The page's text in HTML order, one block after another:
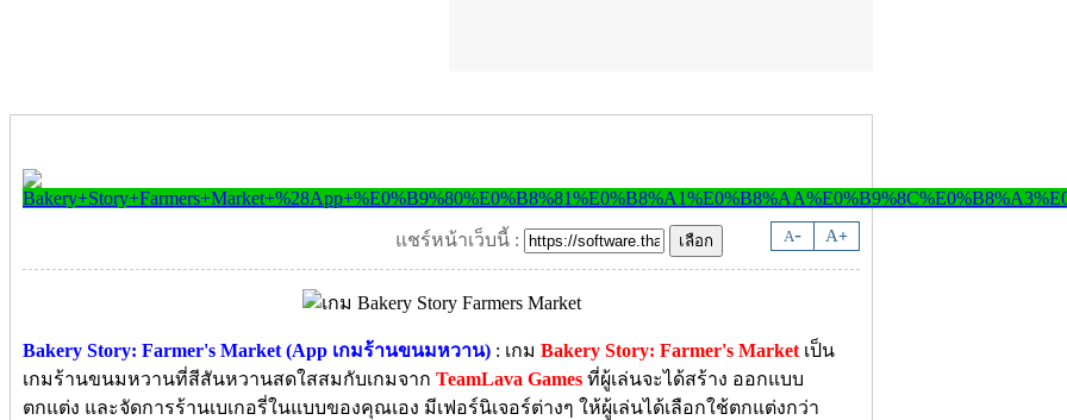
A- A+
แชร์หน้าเว็บนี้ :
Bakery Story: Farmer's Market (App เกมร้านขนมหวาน) : เกม Bakery Story: Farmer's Market เป็น
เกมร้านขนมหวานที่สีสันหวานสดใสสมกับเกมจาก TeamLava Games ที่ผู้เล่นจะได้สร้าง ออกแบบ
ตกแต่ง และจัดการร้านเบเกอรี่ในแบบของคุณเอง มีเฟอร์นิเจอร์ต่างๆ ให้ผู้เล่นได้เลือกใช้ตกแต่งกว่า